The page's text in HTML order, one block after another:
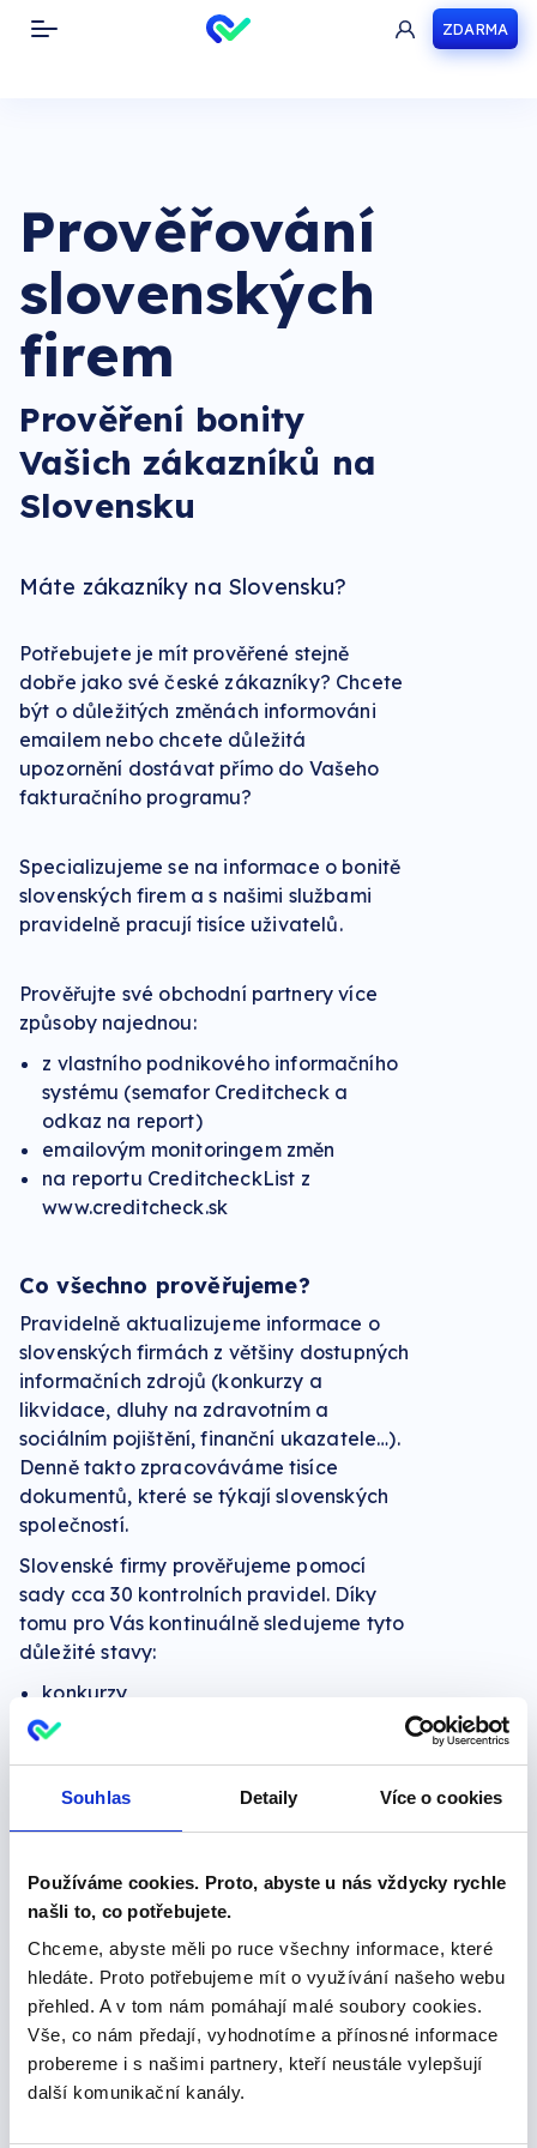
Souhlas Detaily Více o cookies
Používáme cookies. Proto, abyste u nás vždycky rychle
našli to, co potřebujete.
Chceme, abyste měli po ruce všechny informace, které
hledáte. Proto potřebujeme mít o využívání našeho webu
přehled. A v tom nám pomáhají malé soubory cookies.
Vše, co nám předají, vyhodnotíme a přínosné informace
probereme i s našimi partnery, kteří neustále vylepšují
další komunikační kanály.
Toggle navigation ZDARMA
Prověřování
slovenských
firem
Prověření bonity
Vašich zákazníků na
Slovensku
Máte zákazníky na Slovensku?
Potřebujete je mít prověřené stejně
dobře jako své české zákazníky? Chcete
být o důležitých změnách informováni
emailem nebo chcete důležitá
upozornění dostávat přímo do Vašeho
fakturačního programu?
Specializujeme se na informace o bonitě
slovenských firem a s našimi službami
pravidelně pracují tisíce uživatelů.
Prověřujte své obchodní partnery více
způsoby najednou:
z vlastního podnikového informačního
systému (semafor Creditcheck a
odkaz na report)
emailovým monitoringem změn
na reportu CreditcheckList z
www.creditcheck.sk
Co všechno prověřujeme?
Pravidelně aktualizujeme informace o
slovenských firmách z většiny dostupných
informačních zdrojů (konkurzy a
likvidace, dluhy na zdravotním a
sociálním pojištění, finanční ukazatele…).
Denně takto zpracováváme tisíce
dokumentů, které se týkají slovenských
společností.
Slovenské firmy prověřujeme pomocí
sady cca 30 kontrolních pravidel. Díky
tomu pro Vás kontinuálně sledujeme tyto
důležité stavy:
konkurzy
likvidácie
rizikový daňový subjekt - zrušenie
registrácie DPH
Union poistovna - dlužníci na
zdravotním pojištění.
VZP SK - dlužníci na zdravotním
pojištění
Daňové riaditelstvo - dlužníci
finančních úřadů
Sociálna poistovna - dlužníci na
sociálním pojištění